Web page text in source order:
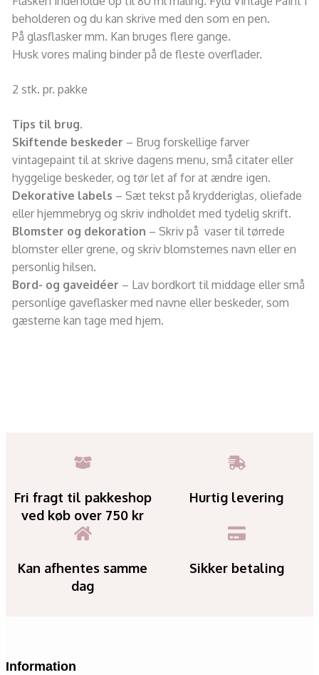
beholderen og du kan skrive med den som en pen.
På glasflasker mm. Kan bruges flere gange.
Husk vores maling binder på de fleste overflader.
2 stk. pr. pakke
Tips til brug.
Skiftende beskeder – Brug forskellige farver
vintagepaint til at skrive dagens menu, små citater eller
hyggelige beskeder, og tør let af for at ændre igen.
Dekorative labels – Sæt tekst på krydderiglas, oliefade
eller hjemmebryg og skriv indholdet med tydelig skrift.
Blomster og dekoration – Skriv på vaser til tørrede
blomster eller grene, og skriv blomsternes navn eller en
personlig hilsen.
Bord- og gaveidéer – Lav bordkort til middage eller små
personlige gaveflasker med navne eller beskeder, som
gæsterne kan tage med hjem.
Fri fragt til pakkeshop
ved køb over 750 kr
Hurtig levering
Kan afhentes samme
dag
Sikker betaling
Information